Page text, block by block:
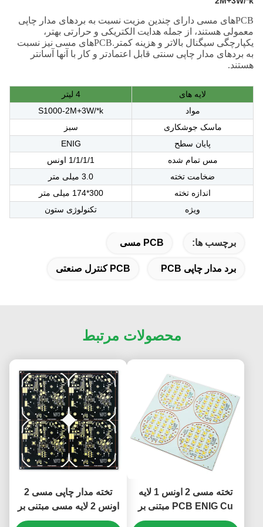
PCBهای مسی دارای چندین مزیت نسبت به بردهای مدار چاپی
معمولی هستند، از جمله هدایت الکتریکی و حرارتی بهتر،
یکپارچگی سیگنال بالاتر و هزینه کمتر.PCBهای مسی نیز نسبت
به بردهای مدار چاپی سنتی قابل اعتمادتر و کار با آنها آسانتر
هستند.
لایه های
4 لیتر
مواد
S1000-2M+3W/*k
ماسک جوشکاری
سبز
پایان سطح
ENIG
مس تمام شده
1/1/1/1 اونس
ضخامت تخته
3.0 میلی متر
اندازه تخته
300*174 میلی متر
ویژه
تکنولوژی ستون
برچسب ها: PCB مسی
برد مدار چاپی PCB PCB کنترل صنعتی
محصولات مرتبط
تخته مسی 2 اونس 1 لایه
PCB ENIG Cu مبتنی بر
سفید / سیاه 196.50 میلی
تخته مدار چاپی مسی 2
اونس 2 لایه مسی مبتنی بر
مس